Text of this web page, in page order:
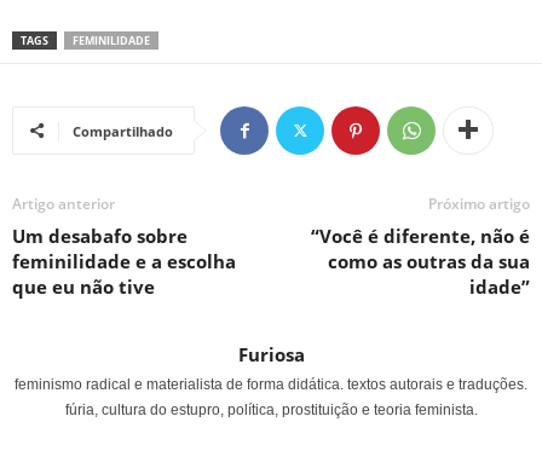
TAGS FEMINILIDADE
Compartilhado
Artigo anterior
Um desabafo sobre
feminilidade e a escolha
que eu não tive
Próximo artigo
“Você é diferente, não é
como as outras da sua
idade”
Furiosa
feminismo radical e materialista de forma didática. textos autorais e traduções.
fúria, cultura do estupro, política, prostituição e teoria feminista.